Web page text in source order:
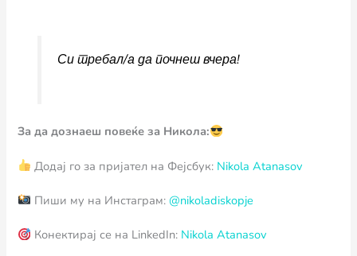
Си требал/а да почнеш вчера!
За да дознаеш повеќе за Никола:
Додај го за пријател на Фејсбук: Nikola Atanasov
Пиши му на Инстаграм: @nikoladiskopje
Конектирај се на LinkedIn: Nikola Atanasov